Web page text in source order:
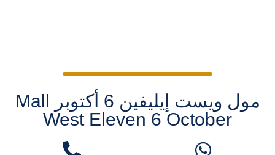
مول ويست إيليفين 6 أكتوبر Mall
West Eleven 6 October